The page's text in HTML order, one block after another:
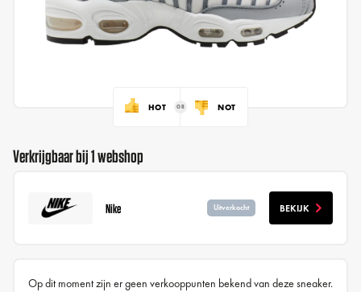
HOT NOT
Verkrijgbaar bij 1 webshop
Nike Uitverkocht BEKIJK
Op dit moment zijn er geen verkooppunten bekend van deze sneaker.